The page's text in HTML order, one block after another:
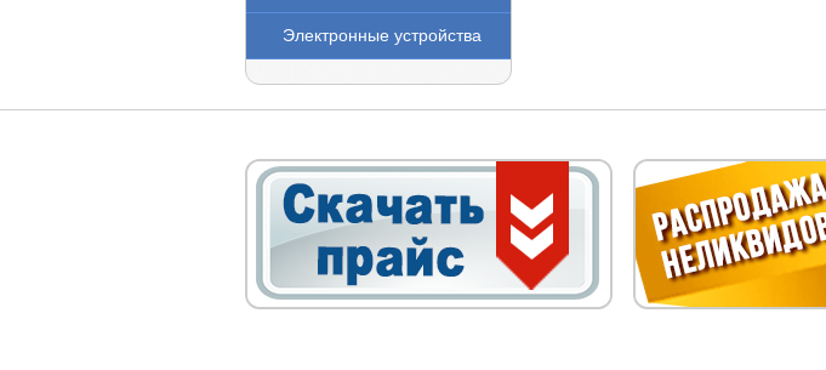
Электронные устройства